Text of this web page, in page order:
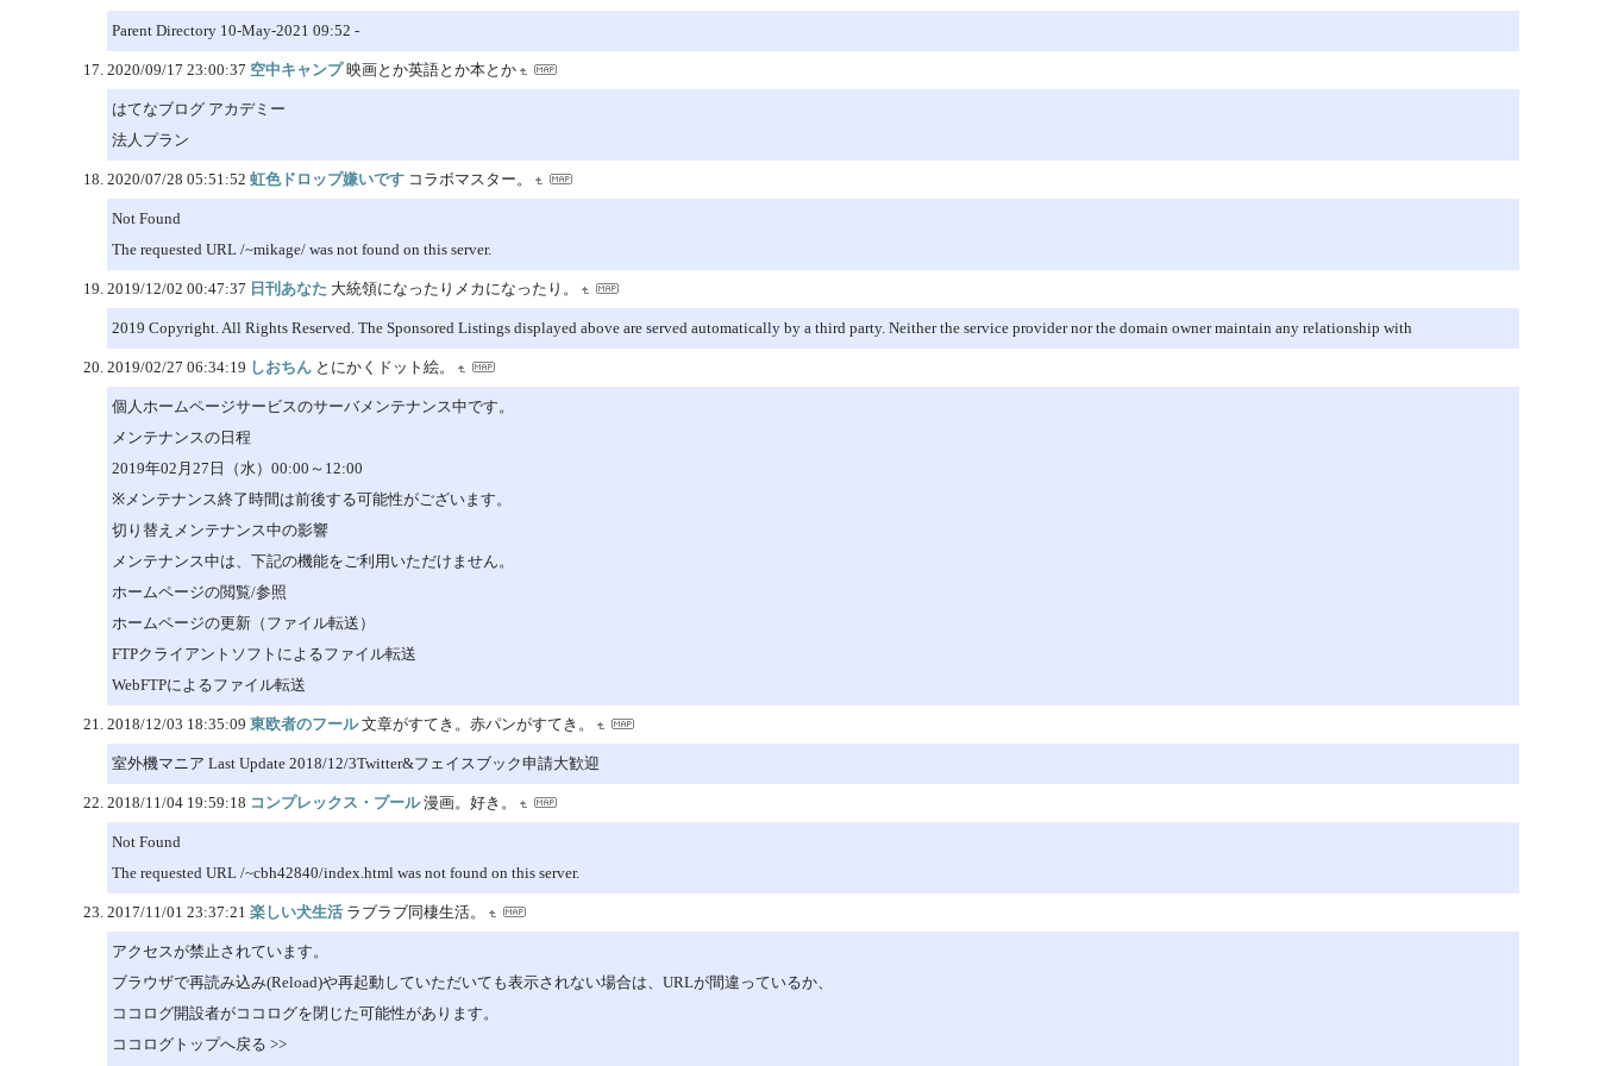
Parent Directory 10-May-2021 09:52 -
2020/09/17 23:00:37 空中キャンプ 映画とか英語とか本とか
はてなブログ アカデミー
法人プラン
2020/07/28 05:51:52 虹色ドロップ嫌いです コラボマスター。
Not Found
The requested URL /~mikage/ was not found on this server.
2019/12/02 00:47:37 日刊あなた 大統領になったりメカになったり。
2019 Copyright. All Rights Reserved. The Sponsored Listings displayed above are served automatically by a third party. Neither the service provider nor the domain owner maintain any relationship with
2019/02/27 06:34:19 しおちん とにかくドット絵。
個人ホームページサービスのサーバメンテナンス中です。
メンテナンスの日程
2019年02月27日（水）00:00～12:00
※メンテナンス終了時間は前後する可能性がございます。
切り替えメンテナンス中の影響
メンテナンス中は、下記の機能をご利用いただけません。
ホームページの閲覧/参照
ホームページの更新（ファイル転送）
FTPクライアントソフトによるファイル転送
WebFTPによるファイル転送
2018/12/03 18:35:09 東欧者のフール 文章がすてき。赤パンがすてき。
室外機マニア Last Update 2018/12/3Twitter&フェイスブック申請大歓迎
2018/11/04 19:59:18 コンプレックス・プール 漫画。好き。
Not Found
The requested URL /~cbh42840/index.html was not found on this server.
2017/11/01 23:37:21 楽しい犬生活 ラブラブ同棲生活。
アクセスが禁止されています。
ブラウザで再読み込み(Reload)や再起動していただいても表示されない場合は、URLが間違っているか、
ココログ開設者がココログを閉じた可能性があります。
ココログトップへ戻る >>